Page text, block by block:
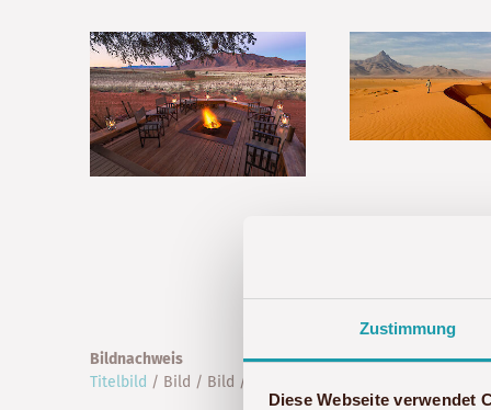
Zustimmung
Diese Webseite verwendet
Bildnachweis
Titelbild / Bild / Bild / Bild / Bild / Bild / Bild: